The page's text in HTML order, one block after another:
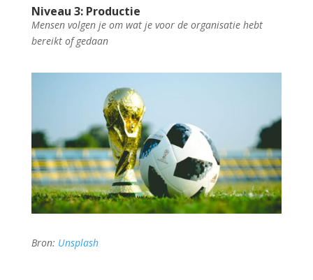
Niveau 3: Productie
Mensen volgen je om wat je voor de organisatie hebt
bereikt of gedaan
Bron: Unsplash